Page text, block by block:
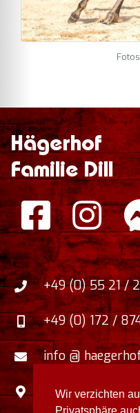
Wir verzichten
Hägerhof
Familie Dill
+49 (0) 55 21 /
+49 (0) 172 /
info @
Zum Faulborn 5,
37412 Herzberg